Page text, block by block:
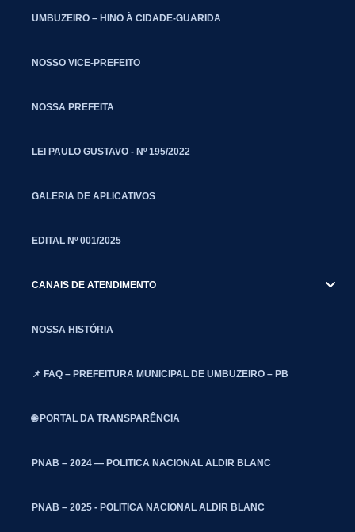
UMBUZEIRO – HINO À CIDADE-GUARIDA
NOSSO VICE-PREFEITO
NOSSA PREFEITA
LEI PAULO GUSTAVO - Nº 195/2022
GALERIA DE APLICATIVOS
EDITAL Nº 001/2025
CANAIS DE ATENDIMENTO
NOSSA HISTÓRIA
📌 FAQ – PREFEITURA MUNICIPAL DE UMBUZEIRO – PB
🌐 PORTAL DA TRANSPARÊNCIA
PNAB – 2024 — POLITICA NACIONAL ALDIR BLANC
PNAB – 2025 - POLITICA NACIONAL ALDIR BLANC